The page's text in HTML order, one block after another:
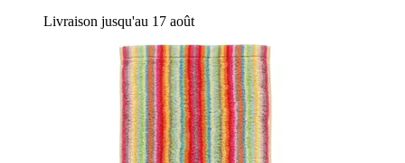
Livraison jusqu'au 17 août